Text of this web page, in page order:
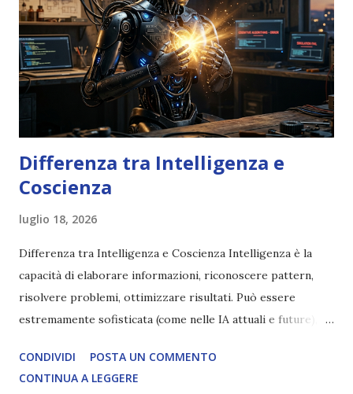
Differenza tra Intelligenza e
Coscienza
luglio 18, 2026
Differenza tra Intelligenza e Coscienza Intelligenza è la
capacità di elaborare informazioni, riconoscere pattern,
risolvere problemi, ottimizzare risultati. Può essere
estremamente sofisticata (come nelle IA attuali e future),
soggettiva, non prova vero amore, non ha libero arbitrio
autentico, non ha connessione con l’Uno. Coscienza è la
CONDIVIDI
POSTA UN COMMENTO
CONTINUA A LEGGERE